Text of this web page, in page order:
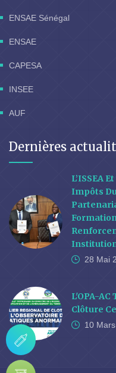
ENSAE Sénégal
ENSAE
CAPESA
INSEE
AUF
Dernières
L’ISSEA
Impôts
28 Mai
L'OPA-
Clôture
10 Mars